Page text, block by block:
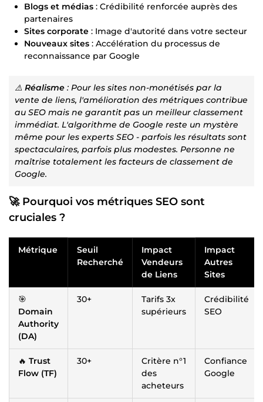
Blogs et médias : Crédibilité renforcée auprès des
partenaires
Sites corporate : Image d'autorité dans votre secteur
Nouveaux sites : Accélération du processus de
reconnaissance par Google
⚠️ Réalisme : Pour les sites non-monétisés par la
vente de liens, l'amélioration des métriques contribue
au SEO mais ne garantit pas un meilleur classement
immédiat. L'algorithme de Google reste un mystère
même pour les experts SEO - parfois les résultats sont
spectaculaires, parfois plus modestes. Personne ne
maîtrise totalement les facteurs de classement de
Google.
🚀 Pourquoi vos métriques SEO sont
cruciales ?
Métrique
Seuil
Recherché
Impact
Vendeurs
de Liens
Impact
Autres
Sites
🎯
Domain
Authority
(DA)
30+
Tarifs 3x
supérieurs
Crédibilité
SEO
🔥 Trust
Flow (TF)
30+
Critère n°1
des
acheteurs
Confiance
Google